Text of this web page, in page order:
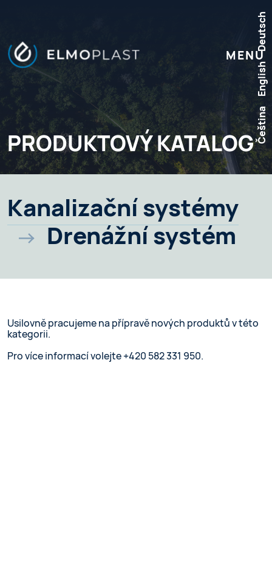
MENU
PRODUKTOVÝ KATALOGČeština
English
Deutsch
Kanalizační systémy
Drenážní systém
Usilovně pracujeme na přípravě nových produktů v této
kategorii.
Pro více informací volejte +420 582 331 950.